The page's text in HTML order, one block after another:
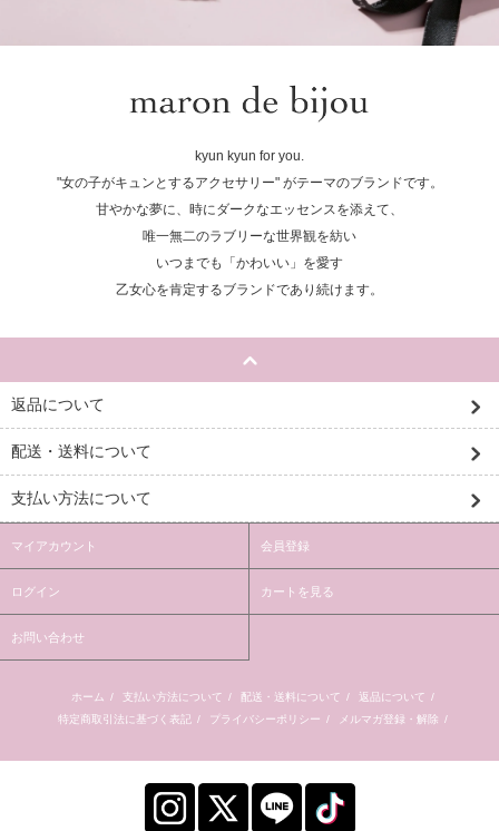
kyun kyun for you.
"女の子がキュンとするアクセサリー" がテーマのブランドです。
甘やかな夢に、時にダークなエッセンスを添えて、
唯一無二のラブリーな世界観を紡い
いつまでも「かわいい」を愛す
乙女心を肯定するブランドであり続けます。
返品について
配送・送料について
支払い方法について
マイアカウント 会員登録
ログイン カートを見る
お問い合わせ
ホーム / 支払い方法について / 配送・送料について / 返品について /
特定商取引法に基づく表記 / プライバシーポリシー / メルマガ登録・解除 /